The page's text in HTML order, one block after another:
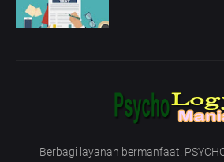
Berbagi layanan bermanfaat.